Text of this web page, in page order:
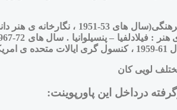
)
لویی کان
درداخل این پاورپوینت: